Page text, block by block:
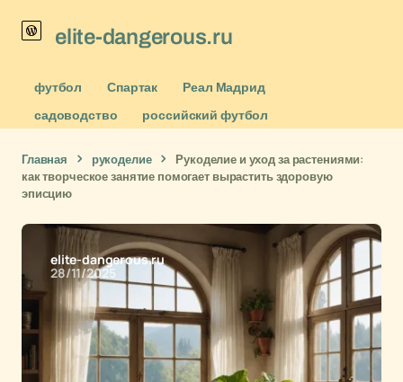
elite-dangerous.ru
футбол Спартак
Реал Мадрид
садоводство
российский футбол
Главная рукоделие
Рукоделие и уход за растениями:
как творческое занятие помогает вырастить здоровую
эписцию
elite-dangerous.ru
28/11/2025